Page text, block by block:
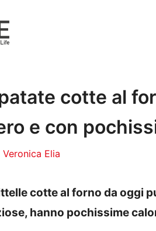
cotte al
e con
Veronica Elia
cotte al forno da oggi
hanno pochissime